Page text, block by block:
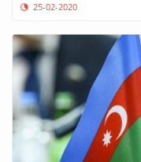
25-02-2020